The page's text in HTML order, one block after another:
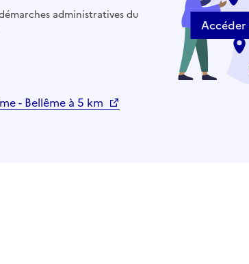
administratives du
- Bellême à 5 km
Accéder